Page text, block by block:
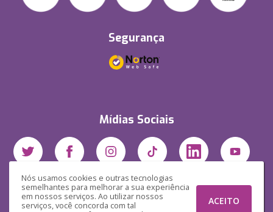
Nós usamos cookies e outras tecnologias
semelhantes para melhorar a sua experiência
em nossos serviços. Ao utilizar nossos
serviços, você concorda com tal
ACEITO
Segurança
Mídias Sociais